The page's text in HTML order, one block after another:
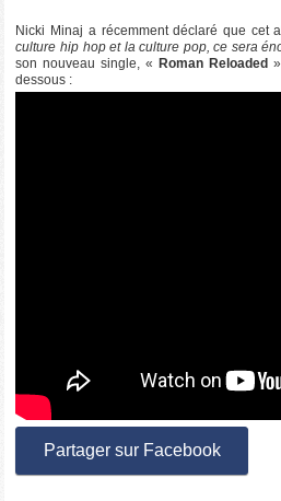
Nicki Minaj a récemment déclaré que cet
culture hip hop et la culture pop, ce sera
son nouveau single, «Roman Reloaded
dessous :
Partager sur Facebook